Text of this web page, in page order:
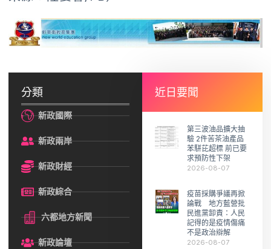
分類
新政國際
新政兩岸
新政財經
新政綜合
六都地方新聞
新政論壇
近日要聞
第三波油品擴大抽
驗 2件苦茶油產品
苯駢芘超標 前已要
求預防性下架
2026-08-07
疫苗採購爭議再掀
論戰 地方藍營批
民進黨卸責：人民
記得的是疫情傷痛
不是政治辯解
2026-08-07